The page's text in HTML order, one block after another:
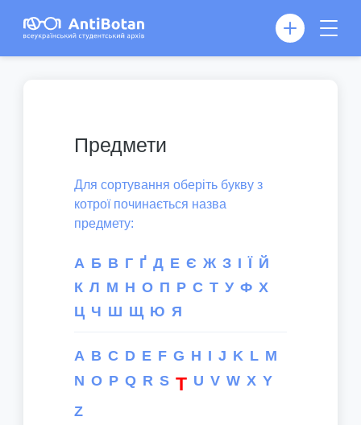
Предмети
Для сортування оберіть букву з
котрої починається назва
предмету:
А Б В Г Ґ Д Е Є Ж З І Ї Й
К Л М Н О П Р С Т У Ф Х
Ц Ч Ш Щ Ю Я
A B C D E F G H I J K L M
N O P Q R S T U V W X Y
Z